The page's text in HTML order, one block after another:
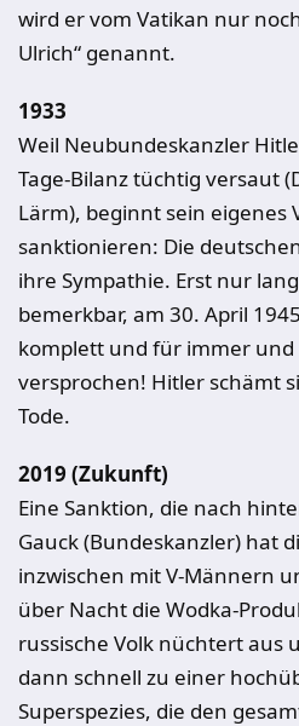
wird er vom Vatikan nur
Ulrich“ genannt.
1933
Weil Neubundeskanzler
Tage-Bilanz tüchtig versaut
Lärm), beginnt sein eigenes
sanktionieren: Die
ihre Sympathie. Erst nur
bemerkbar, am 30. April
komplett und für immer und
versprochen! Hitler schämt
Tode.
2019 (Zukunft)
Eine Sanktion, die nach
Gauck (Bundeskanzler) hat
inzwischen mit V-Männern
über Nacht die Wodka-
russische Volk nüchtert aus
dann schnell zu einer
Superspezies, die den